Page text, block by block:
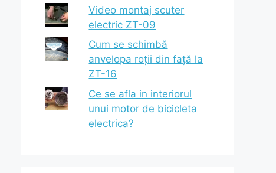
Video montaj scuter
electric ZT-09
Cum se schimbă
anvelopa roții din față la
ZT-16
Ce se afla in interiorul
unui motor de bicicleta
electrica?